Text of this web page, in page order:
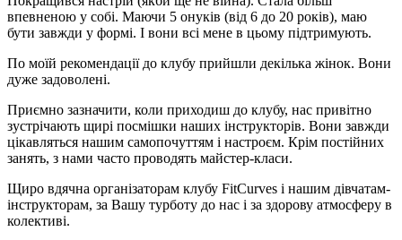
впевненою у собі. Маючи 5 онуків (від 6 до 20 років), маю
бути завжди у формі. І вони всі мене в цьому підтримують.
По моїй рекомендації до клубу прийшли декілька жінок. Вони
дуже задоволені.
Приємно зазначити, коли приходиш до клубу, нас привітно
зустрічають щирі посмішки наших інструкторів. Вони завжди
цікавляться нашим самопочуттям і настроєм. Крім постійних
занять, з нами часто проводять майстер-класи.
Щиро вдячна організаторам клубу FitCurves і нашим дівчатам-
інструкторам, за Вашу турботу до нас і за здорову атмосферу в
колективі.